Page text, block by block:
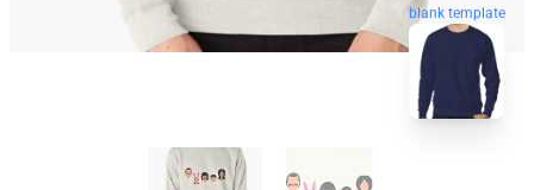
blank template